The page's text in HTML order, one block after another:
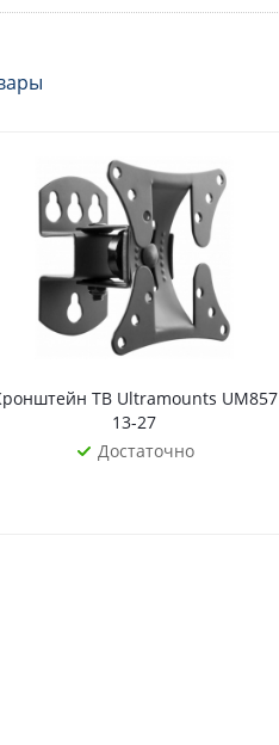
ТВ Ultramounts UM857
13-27
Достаточно